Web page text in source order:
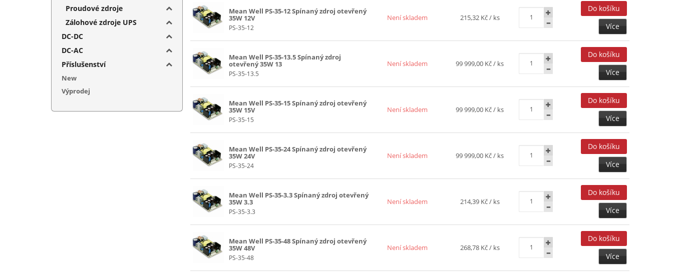
5+(-5)+15+(-15)V ()
5+12V ()
5+12+15+24V ()
5+12+24V ()
5+15+(-15)V ()
5+24V ()
5+36V ()
12V (1)
12+(-12)V ()
13,5V (1)
15V (1)
15+(-15)V ()
20V ()
27V ()
150W (22)
Mean Well PS-35-12 Spínaný zdroj otevřený
35W 12V
PS-35-12
Není skladem 215,32 Kč/ ks
Více
Mean Well PS-35-13.5 Spínaný zdroj
otevřený 35W 13
PS-35-13.5
Není skladem 99 999,00 Kč/ ks
Více
Mean Well PS-35-15 Spínaný zdroj otevřený
35W 15V
PS-35-15
Není skladem 99 999,00 Kč/ ks
Více
Mean Well PS-35-24 Spínaný zdroj otevřený
35W 24V
PS-35-24
Není skladem 99 999,00 Kč/ ks
Více
Mean Well PS-35-3.3 Spínaný zdroj otevřený
35W 3.3
PS-35-3.3
Není skladem 214,39 Kč/ ks
Více
Mean Well PS-35-48 Spínaný zdroj otevřený
35W 48V
PS-35-48
Není skladem 268,78 Kč/ ks
Více
Proudové zdroje
Zálohové zdroje UPS
DC-DC
DC-AC
Příslušenství
New
Výprodej